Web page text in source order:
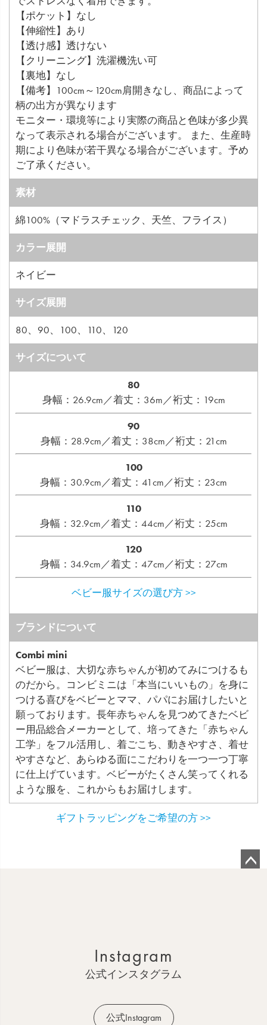
【ポケット】なし
【伸縮性】あり
【透け感】透けない
【クリーニング】洗濯機洗い可
【裏地】なし
【備考】100cm～120cm肩開きなし、商品によって
柄の出方が異なります
モニター・環境等により実際の商品と色味が多少異
なって表示される場合がございます。 また、生産時
期により色味が若干異なる場合がございます。予め
ご了承ください。
素材
綿100%（マドラスチェック、天竺、フライス）
カラー展開
ネイビー
サイズ展開
80、90、100、110、120
サイズについて
80
身幅：26.9cm／着丈：36m／裄丈：19cm
90
身幅：28.9cm／着丈：38cm／裄丈：21cm
100
身幅：30.9cm／着丈：41cm／裄丈：23cm
110
身幅：32.9cm／着丈：44cm／裄丈：25cm
120
身幅：34.9cm／着丈：47cm／裄丈：27cm
ベビー服サイズの選び方 >>
ブランドについて
Combi mini
ベビー服は、大切な赤ちゃんが初めてみにつけるも
のだから。コンビミニは「本当にいいもの」を身に
つける喜びをベビーとママ、パパにお届けしたいと
願っております。長年赤ちゃんを見つめてきたベビ
ー用品総合メーカーとして、培ってきた「赤ちゃん
工学」をフル活用し、着ごこち、動きやすさ、着せ
やすさなど、あらゆる面にこだわりを一つ一つ丁寧
に仕上げています。ベビーがたくさん笑ってくれる
ような服を、これからもお届けします。
ギフトラッピングをご希望の方 >>
Instagram
公式インスタグラム
公式Instagram